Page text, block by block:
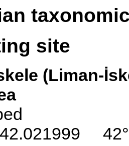
site
(Liman-